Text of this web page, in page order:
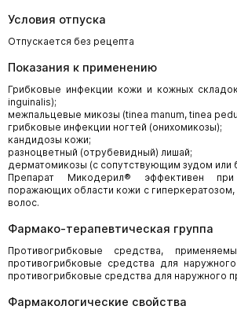
Условия отпуска
Отпускается без рецепта
Показания к применению
Грибковые инфекции кожи и кожных
inguinalis);
межпальцевые микозы (tinea manum, tinea
грибковые инфекции ногтей (онихомикозы);
кандидозы кожи;
разноцветный (отрубевидный) лишай;
дерматомикозы (с сопутствующим зудом или
Препарат Микодерил® эффективен
поражающих области кожи с гиперкератозом,
волос.
Фармако-терапевтическая группа
Противогрибковые средства,
противогрибковые средства для
противогрибковые средства для наружного
Фармакологические свойства